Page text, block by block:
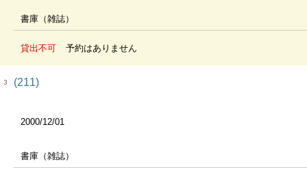
書庫（雑誌）
貸出不可 予約はありません
3 (211)
2000/12/01
書庫（雑誌）